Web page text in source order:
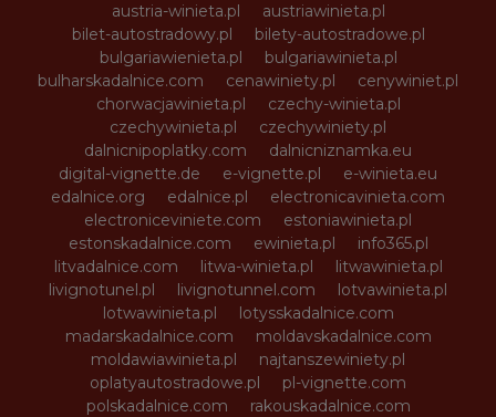
austria-winieta.pl
austriawinieta.pl
bilet-autostradowy.pl
bilety-autostradowe.pl
bulgariawienieta.pl
bulgariawinieta.pl
bulharskadalnice.com
cenawiniety.pl
cenywiniet.pl
chorwacjawinieta.pl
czechy-winieta.pl
czechywinieta.pl
czechywiniety.pl
dalnicnipoplatky.com
dalnicniznamka.eu
digital-vignette.de
e-vignette.pl
e-winieta.eu
edalnice.org
edalnice.pl
electronicavinieta.com
electroniceviniete.com
estoniawinieta.pl
estonskadalnice.com
ewinieta.pl
info365.pl
litvadalnice.com
litwa-winieta.pl
litwawinieta.pl
livignotunel.pl
livignotunnel.com
lotvawinieta.pl
lotwawinieta.pl
lotysskadalnice.com
madarskadalnice.com
moldavskadalnice.com
moldawiawinieta.pl
najtanszewiniety.pl
oplatyautostradowe.pl
pl-vignette.com
polskadalnice.com
rakouskadalnice.com